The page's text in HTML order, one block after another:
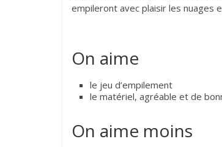
empileront avec plaisir les nuages
On aime
le jeu d’empilement
le matériel, agréable et de
On aime moins